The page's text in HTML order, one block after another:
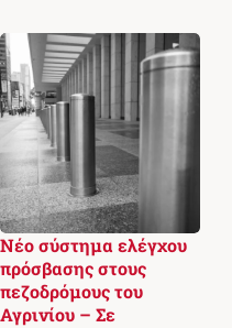
Νέο σύστημα ελέγχου
πρόσβασης στους
πεζοδρόμους του
Αγρινίου – Σε